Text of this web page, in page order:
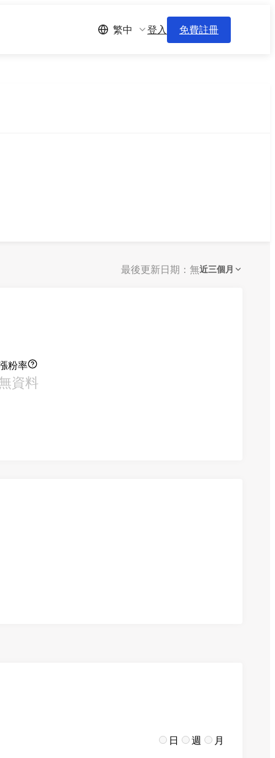
繁中 登入 免費註冊
最後更新日期：無近三個月
粉率
資料
日 週 月